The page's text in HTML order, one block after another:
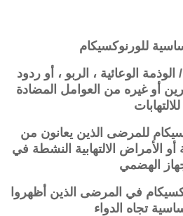
للورنوكسيكام
الوعائية ، الربو ، أو ردود
أو غيره من العوامل المضادة
للالتهابات
للمرضى الذين يعانون من
الأمراض الالتهابية النشطة في
الهضمي
في المرضى الذين أظهروا
تجاه الدواء